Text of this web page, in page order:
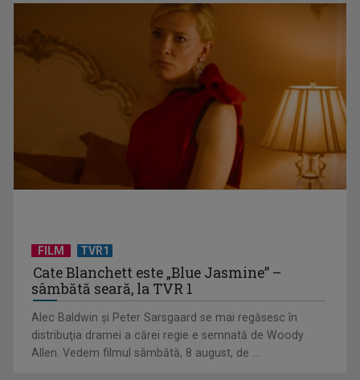
Federația SANITAS suspendă temporar greva generală din
sistemul sanitar
„E cool să fii cult!”, în curând la TVR 1 și TVR 2
FILM TVR1
Cate Blanchett este „Blue Jasmine” –
sâmbătă seară, la TVR 1
Alec Baldwin şi Peter Sarsgaard se mai regăsesc în
distribuţia dramei a cărei regie e semnată de Woody
Allen. Vedem filmul sâmbătă, 8 august, de ...